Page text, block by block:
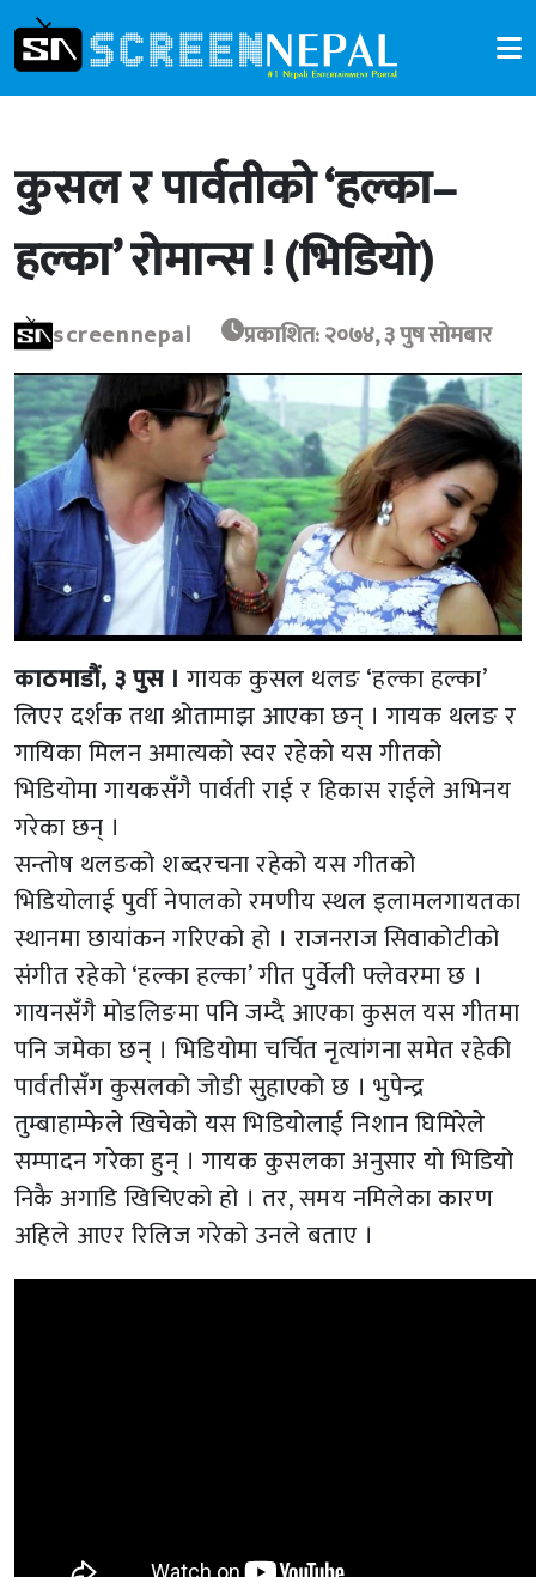
कुसल र पार्वतीको ‘हल्का–
हल्का’ रोमान्स ! (भिडियो)
screennepal प्रकाशित: २०७४, ३ पुष सोमबार
काठमाडौं, ३ पुस । गायक कुसल थलङ ‘हल्का हल्का’
लिएर दर्शक तथा श्रोतामाझ आएका छन् । गायक थलङ र
गायिका मिलन अमात्यको स्वर रहेको यस गीतको
भिडियोमा गायकसँगै पार्वती राई र हिकास राईले अभिनय
गरेका छन् ।
सन्तोष थलङको शब्दरचना रहेको यस गीतको
भिडियोलाई पुर्वी नेपालको रमणीय स्थल इलामलगायतका
स्थानमा छायांकन गरिएको हो । राजनराज सिवाकोटीको
संगीत रहेको ‘हल्का हल्का’ गीत पुर्वेली फ्लेवरमा छ ।
गायनसँगै मोडलिङमा पनि जम्दै आएका कुसल यस गीतमा
पनि जमेका छन् । भिडियोमा चर्चित नृत्यांगना समेत रहेकी
पार्वतीसँग कुसलको जोडी सुहाएको छ । भुपेन्द्र
तुम्बाहाम्फेले खिचेको यस भिडियोलाई निशान घिमिरेले
सम्पादन गरेका हुन् । गायक कुसलका अनुसार यो भिडियो
निकै अगाडि खिचिएको हो । तर, समय नमिलेका कारण
अहिले आएर रिलिज गरेको उनले बताए ।